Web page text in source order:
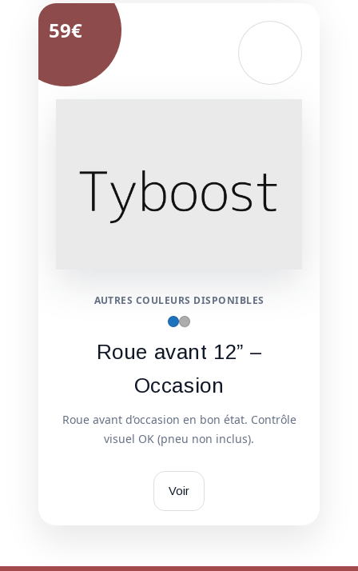
59€
AUTRES COULEURS DISPONIBLES
Roue avant 12” –
Occasion
Roue avant d’occasion en bon état. Contrôle
visuel OK (pneu non inclus).
Voir